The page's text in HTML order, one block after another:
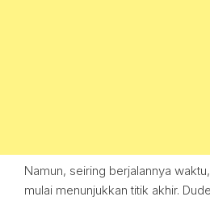
Namun, seiring berjalannya
mulai menunjukkan titik akhir.